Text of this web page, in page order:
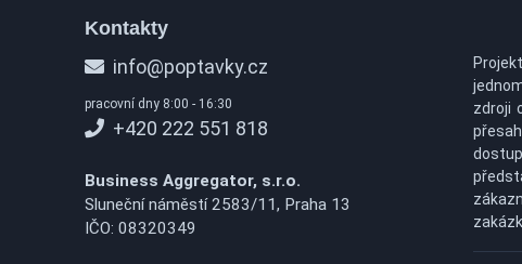
Kontakty
info@poptavky.cz
pracovní dny 8:00 - 16:30
+420 222 551 818
Business Aggregator, s.r.o.
Sluneční náměstí 2583/11, Praha 13
IČO: 08320349
zdroji